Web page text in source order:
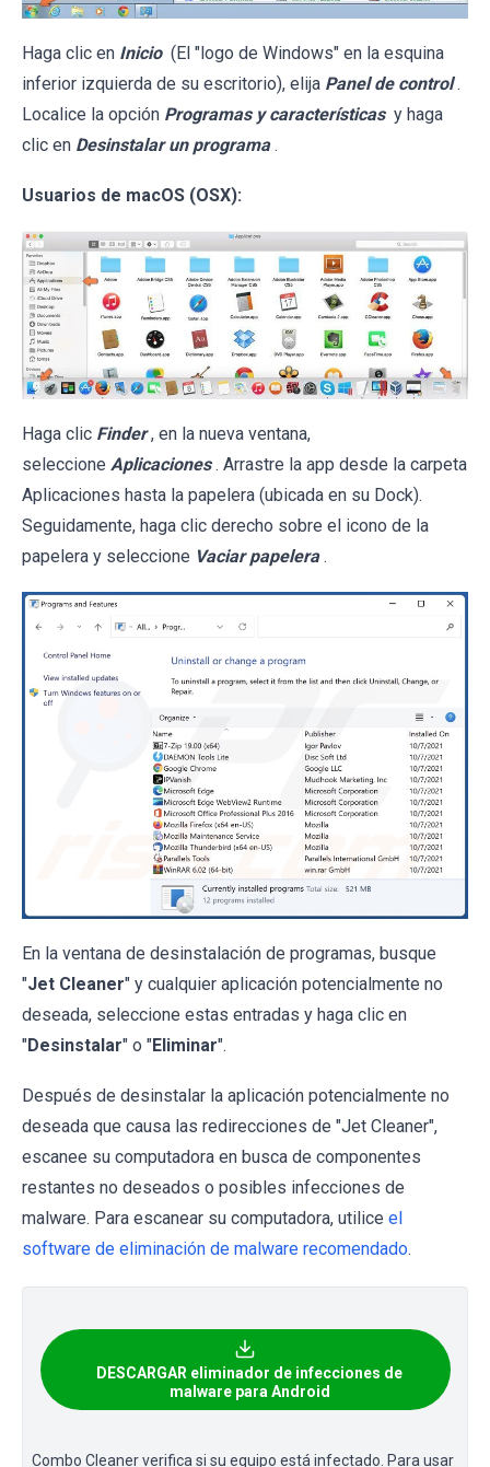
Haga clic en Inicio (El "logo de Windows" en la esquina
inferior izquierda de su escritorio), elija Panel de control .
Localice la opción Programas y características y haga
clic en Desinstalar un programa .
Usuarios de macOS (OSX):
Haga clic Finder , en la nueva ventana,
seleccione Aplicaciones . Arrastre la app desde la carpeta
Aplicaciones hasta la papelera (ubicada en su Dock).
Seguidamente, haga clic derecho sobre el icono de la
papelera y seleccione Vaciar papelera .
En la ventana de desinstalación de programas, busque
"Jet Cleaner" y cualquier aplicación potencialmente no
deseada, seleccione estas entradas y haga clic en
"Desinstalar" o "Eliminar".
Después de desinstalar la aplicación potencialmente no
deseada que causa las redirecciones de "Jet Cleaner",
escanee su computadora en busca de componentes
restantes no deseados o posibles infecciones de
malware. Para escanear su computadora, utilice el
software de eliminación de malware recomendado.
DESCARGAR eliminador de infecciones de
malware para Android
Combo Cleaner verifica si su equipo está infectado. Para usar